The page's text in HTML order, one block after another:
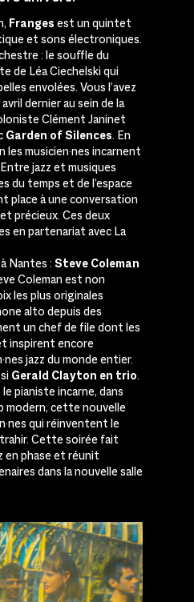
Franges est un quintet
et sons électroniques.
: le souffle du
de Léa Ciechelski qui
envolées. Vous l’avez
dernier au sein de la
Clément Janinet
Garden of Silences. En
musicien·nes incarnent
jazz et musiques
du temps et de l’espace
place à une conversation
précieux. Ces deux
en partenariat avec La
Nantes : Steve Coleman
Coleman est non
les plus originales
alto depuis des
un chef de file dont les
inspirent encore
jazz du monde entier.
Gerald Clayton en trio.
pianiste incarne, dans
modern, cette nouvelle
qui réinventent le
trahir. Cette soirée fait
en phase et réunit
dans la nouvelle salle